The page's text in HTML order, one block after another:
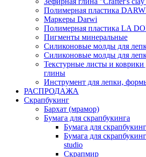
Полимерная пластика
Маркеры Darwi
Полимерная пластика LA
Пигменты минеральные
Силиконовые молды для
Силиконовые молды для
Текстурные листы и
глины
Инструмент для лепки,
РАСПРОДАЖА
Скрапбукинг
Бархат (мрамор)
Бумага для скрапбукинга
Бумага для
Бумага для
studio
Скрапмир